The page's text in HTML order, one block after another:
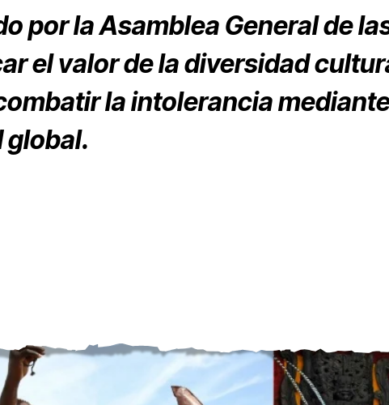
por la Asamblea General de
el valor de la diversidad
la intolerancia
global.